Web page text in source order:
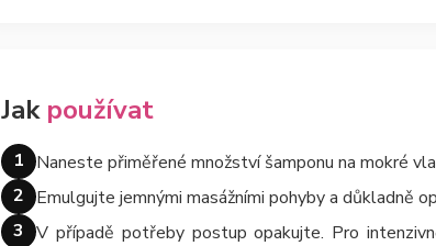
Jak používat
1 Naneste přiměřené množství šamponu na mokré
2 Emulgujte jemnými masážními pohyby a důkladně
3 V případě potřeby postup opakujte. Pro